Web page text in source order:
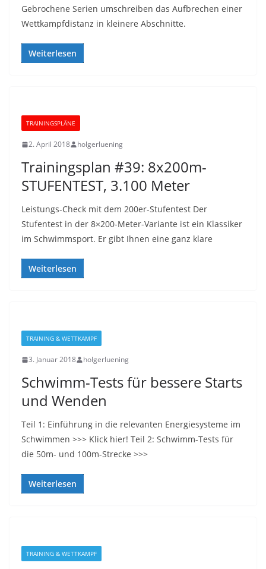
Gebrochene Serien umschreiben das Aufbrechen einer
Wettkampfdistanz in kleinere Abschnitte.
Weiterlesen
TRAININGSPLÄNE
2. April 2018 holgerluening
Trainingsplan #39: 8x200m-
STUFENTEST, 3.100 Meter
Leistungs-Check mit dem 200er-Stufentest Der
Stufentest in der 8×200-Meter-Variante ist ein Klassiker
im Schwimmsport. Er gibt Ihnen eine ganz klare
Weiterlesen
TRAINING & WETTKAMPF
3. Januar 2018 holgerluening
Schwimm-Tests für bessere Starts
und Wenden
Teil 1: Einführung in die relevanten Energiesysteme im
Schwimmen >>> Klick hier! Teil 2: Schwimm-Tests für
die 50m- und 100m-Strecke >>>
Weiterlesen
TRAINING & WETTKAMPF